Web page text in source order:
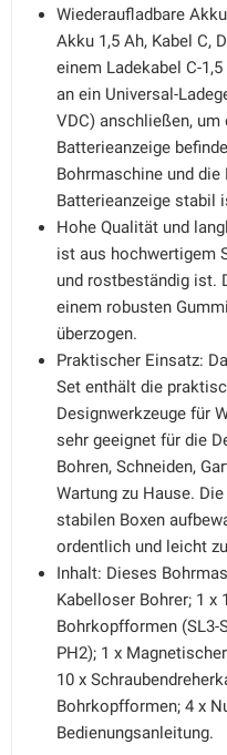
Wiederaufladbare
Akku 1,5 Ah, Kabel C,
einem Ladekabel C-
an ein Universal-
VDC) anschließen, um
Batterieanzeige
Bohrmaschine und
Batterieanzeige stabil
Hohe Qualität und
ist aus hochwertigem
und rostbeständig ist.
einem robusten
überzogen.
Praktischer Einsatz:
Set enthält die
Designwerkzeuge für
sehr geeignet für die
Bohren, Schneiden,
Wartung zu Hause.
stabilen Boxen
ordentlich und leicht
Inhalt: Dieses
Kabelloser Bohrer; 1 x
Bohrkopfformen (SL3-
PH2); 1 x
10 x
Bohrkopfformen; 4 x
Bedienungsanleitung.